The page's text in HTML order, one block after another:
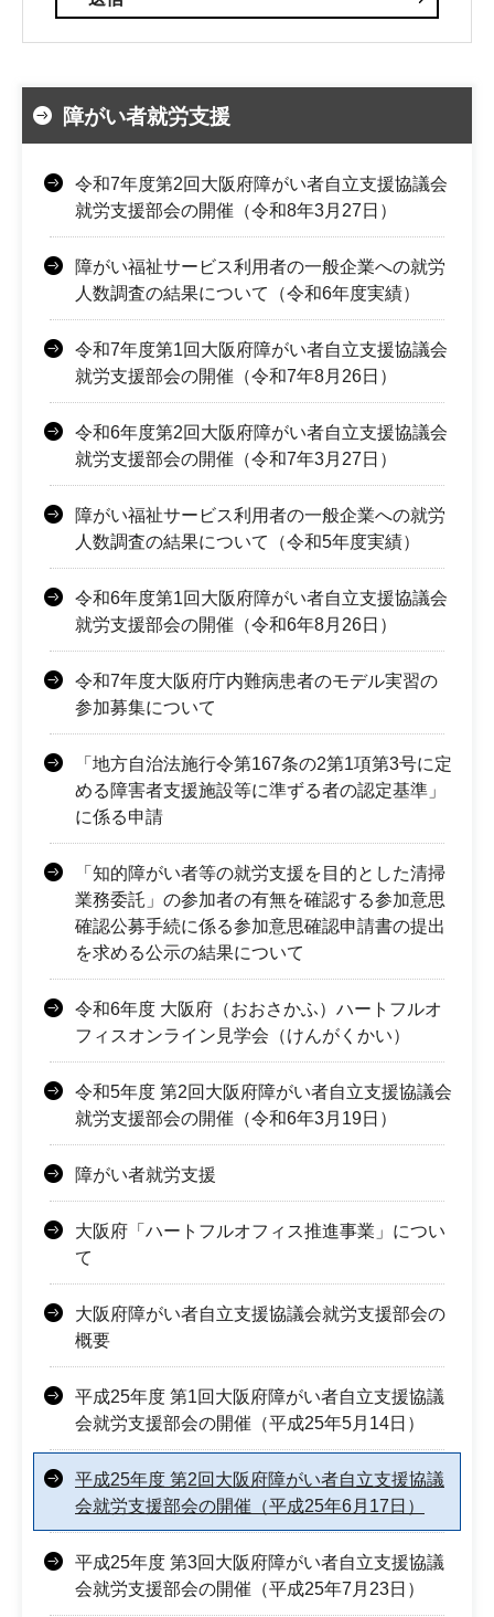
障がい者就労支援
令和7年度第2回大阪府障がい者自立支援協議会
就労支援部会の開催（令和8年3月27日）
障がい福祉サービス利用者の一般企業への就労
人数調査の結果について（令和6年度実績）
令和7年度第1回大阪府障がい者自立支援協議会
就労支援部会の開催（令和7年8月26日）
令和6年度第2回大阪府障がい者自立支援協議会
就労支援部会の開催（令和7年3月27日）
障がい福祉サービス利用者の一般企業への就労
人数調査の結果について（令和5年度実績）
令和6年度第1回大阪府障がい者自立支援協議会
就労支援部会の開催（令和6年8月26日）
令和7年度大阪府庁内難病患者のモデル実習の
参加募集について
「地方自治法施行令第167条の2第1項第3号に定
める障害者支援施設等に準ずる者の認定基準」
に係る申請
「知的障がい者等の就労支援を目的とした清掃
業務委託」の参加者の有無を確認する参加意思
確認公募手続に係る参加意思確認申請書の提出
を求める公示の結果について
令和6年度 大阪府（おおさかふ）ハートフルオ
フィスオンライン見学会（けんがくかい）
令和5年度 第2回大阪府障がい者自立支援協議会
就労支援部会の開催（令和6年3月19日）
障がい者就労支援
大阪府「ハートフルオフィス推進事業」につい
て
大阪府障がい者自立支援協議会就労支援部会の
概要
平成25年度 第1回大阪府障がい者自立支援協議
会就労支援部会の開催（平成25年5月14日）
平成25年度 第2回大阪府障がい者自立支援協議
会就労支援部会の開催（平成25年6月17日）
平成25年度 第3回大阪府障がい者自立支援協議
会就労支援部会の開催（平成25年7月23日）